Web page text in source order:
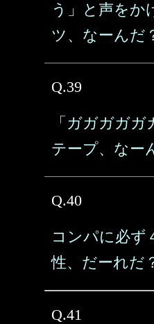
う」と声をか
ツ、なーんだ
Q.39
「ガガガガ
テープ、なー
Q.40
コンパに必ず
性、だーれだ
Q.41